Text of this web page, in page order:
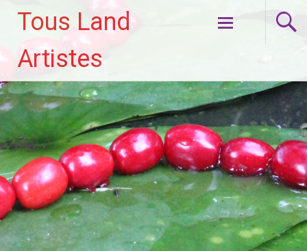
Tous Land
Artistes
contenu